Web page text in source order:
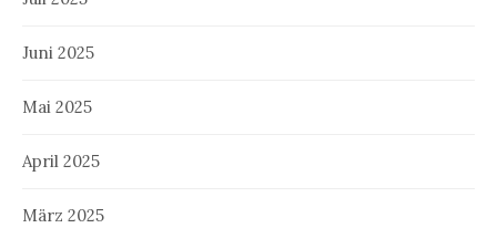
Juni 2025
Mai 2025
April 2025
März 2025